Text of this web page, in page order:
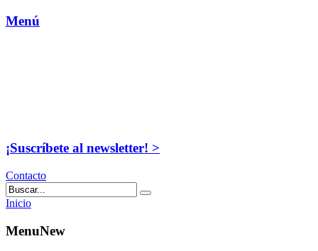
Menú
¡Suscríbete al newsletter! >
Contacto
Inicio
MenuNew